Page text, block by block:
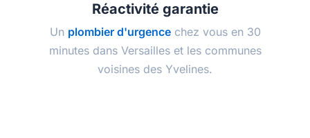
Réactivité garantie
Un plombier d'urgencechez vous en 30
minutes dans Versailles et les communes
voisines des Yvelines.